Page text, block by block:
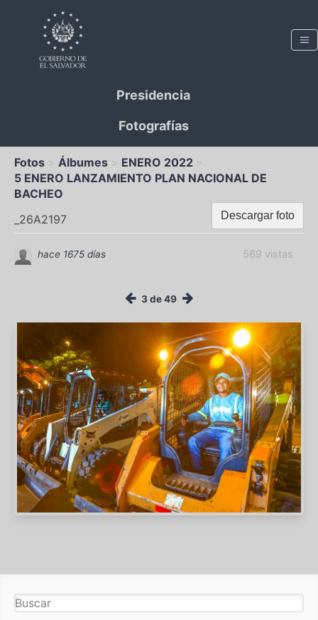
Presidencia
Fotografías
Fotos Álbumes
ENERO 2022
5 ENERO LANZAMIENTO PLAN NACIONAL DE
BACHEO
Descargar foto
_26A2197
569 vistas
hace 1675 días
3 de 49